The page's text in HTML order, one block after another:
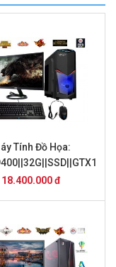
Tính Đồ Họa:
18.400.000 đ